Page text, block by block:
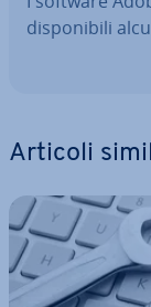
di­spo­ni­bi­li
Articoli